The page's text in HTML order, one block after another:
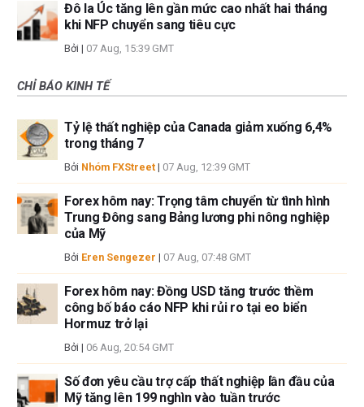
Đô la Úc tăng lên gần mức cao nhất hai tháng
khi NFP chuyển sang tiêu cực
Bởi | 07 Aug, 15:39 GMT
CHỈ BÁO KINH TẾ
Tỷ lệ thất nghiệp của Canada giảm xuống 6,4%
trong tháng 7
Bởi Nhóm FXStreet | 07 Aug, 12:39 GMT
Forex hôm nay: Trọng tâm chuyển từ tình hình
Trung Đông sang Bảng lương phi nông nghiệp
của Mỹ
Bởi Eren Sengezer | 07 Aug, 07:48 GMT
Forex hôm nay: Đồng USD tăng trước thềm
công bố báo cáo NFP khi rủi ro tại eo biển
Hormuz trở lại
Bởi | 06 Aug, 20:54 GMT
Số đơn yêu cầu trợ cấp thất nghiệp lần đầu của
Mỹ tăng lên 199 nghìn vào tuần trước